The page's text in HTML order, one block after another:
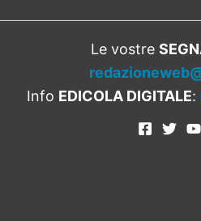
Le vostre
Info EDICOLA DIGITALE: